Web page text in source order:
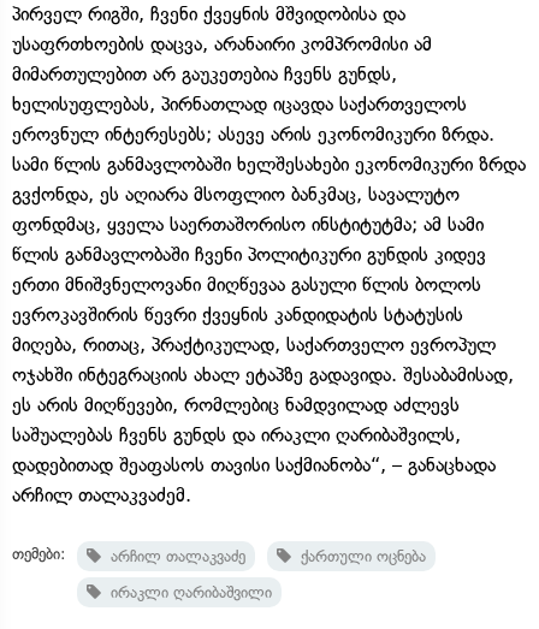
პირველ რიგში, ჩვენი ქვეყნის მშვიდობისა და
უსაფრთხოების დაცვა, არანაირი კომპრომისი ამ
მიმართულებით არ გაუკეთებია ჩვენს გუნდს,
ხელისუფლებას, პირნათლად იცავდა საქართველოს
ეროვნულ ინტერესებს; ასევე არის ეკონომიკური ზრდა.
სამი წლის განმავლობაში ხელშესახები ეკონომიკური ზრდა
გვქონდა, ეს აღიარა მსოფლიო ბანკმაც, სავალუტო
ფონდმაც, ყველა საერთაშორისო ინსტიტუტმა; ამ სამი
წლის განმავლობაში ჩვენი პოლიტიკური გუნდის კიდევ
ერთი მნიშვნელოვანი მიღწევაა გასული წლის ბოლოს
ევროკავშირის წევრი ქვეყნის კანდიდატის სტატუსის
მიღება, რითაც, პრაქტიკულად, საქართველო ევროპულ
ოჯახში ინტეგრაციის ახალ ეტაპზე გადავიდა. შესაბამისად,
ეს არის მიღწევები, რომლებიც ნამდვილად აძლევს
საშუალებას ჩვენს გუნდს და ირაკლი ღარიბაშვილს,
დადებითად შეაფასოს თავისი საქმიანობა“, – განაცხადა
არჩილ თალაკვაძემ.
თემები: არჩილ თალაკვაძე
ქართული ოცნება
ირაკლი ღარიბაშვილი